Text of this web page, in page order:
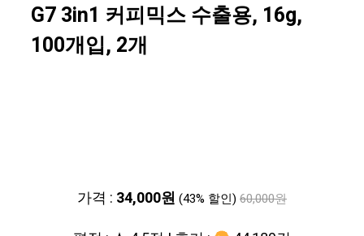
G7 3in1 커피믹스 수출용, 16g,
100개입, 2개
가격 : 34,000원 (43% 할인) 60,000원